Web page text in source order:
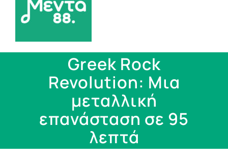
Greek Rock
Revolution: Μια
μεταλλική
επανάσταση σε 95
λεπτά